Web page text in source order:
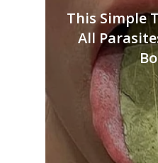
This Simple
All